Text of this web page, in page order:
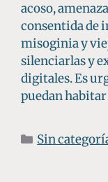
acoso,
consentida de
misoginia y
silenciarlas y
digitales. Es
puedan
Sin